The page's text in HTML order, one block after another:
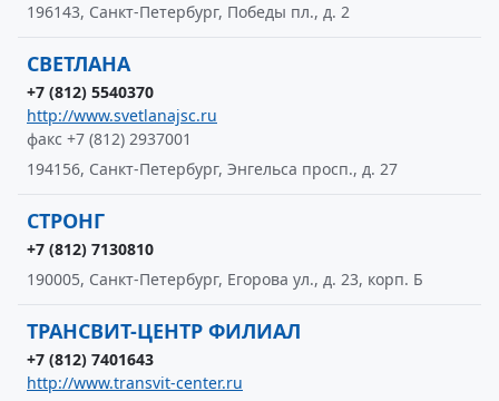
196143, Санкт-Петербург, Победы пл., д. 2
СВЕТЛАНА
+7 (812) 5540370
http://www.svetlanajsc.ru
факс +7 (812) 2937001
194156, Санкт-Петербург, Энгельса просп., д. 27
СТРОНГ
+7 (812) 7130810
190005, Санкт-Петербург, Егорова ул., д. 23, корп. Б
ТРАНСВИТ-ЦЕНТР ФИЛИАЛ
+7 (812) 7401643
http://www.transvit-center.ru